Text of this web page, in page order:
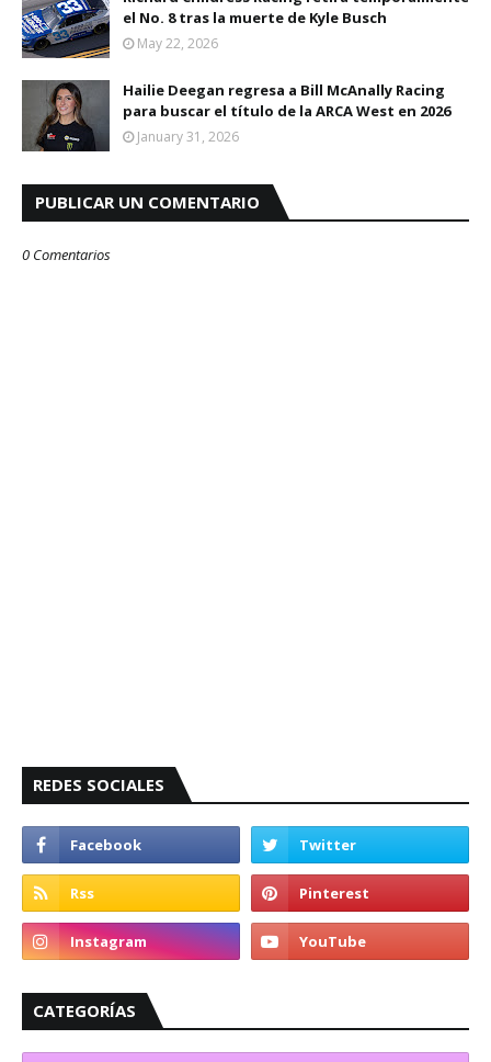
el No. 8 tras la muerte de Kyle Busch
May 22, 2026
Hailie Deegan regresa a Bill McAnally Racing
para buscar el título de la ARCA West en 2026
January 31, 2026
PUBLICAR UN COMENTARIO
0 Comentarios
REDES SOCIALES
CATEGORÍAS